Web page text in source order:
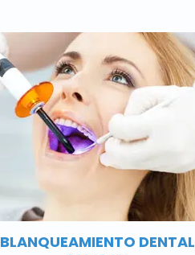
BLANQUEAMIENTO DENTAL